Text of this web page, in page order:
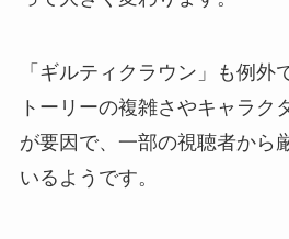
「ギルティクラウン」も例外
トーリーの複雑さやキャラク
が要因で、一部の視聴者から
いるようです。